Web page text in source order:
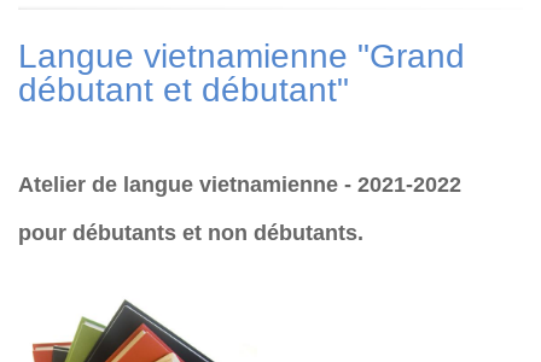
Langue vietnamienne "Grand
débutant et débutant"
Atelier de langue vietnamienne - 2021-2022
pour débutants et non débutants.